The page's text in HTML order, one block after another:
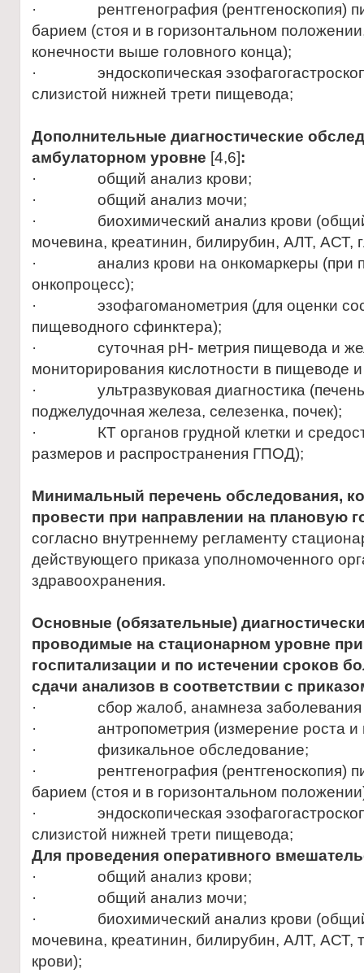
· рентгенография (рентгеноскопия)
барием (стоя и в горизонтальном
конечности выше головного конца);
· эндоскопическая
слизистой нижней трети пищевода;
Дополнительные диагностические
амбулаторном уровне [4,6]:
· общий анализ крови;
· общий анализ мочи;
· биохимический анализ крови (общий
мочевина, креатинин, билирубин, АЛТ, АСТ,
· анализ крови на онкомаркеры (при
онкопроцесс);
· эзофагоманометрия (для оценки
пищеводного сфинктера);
· суточная рН- метрия пищевода и
мониторирования кислотности в пищеводе
· ультразвуковая диагностика
поджелудочная железа, селезенка, почек);
· КТ органов грудной клетки и
размеров и распространения ГПОД);
Минимальный перечень обследования,
провести при направлении на плановую
согласно внутреннему регламенту
действующего приказа уполномоченного
здравоохранения.
Основные (обязательные)
проводимые на стационарном уровне
госпитализации и по истечении сроков
сдачи анализов в соответствии с
· сбор жалоб, анамнеза заболевания
· антропометрия (измерение роста и
· физикальное обследование;
· рентгенография (рентгеноскопия)
барием (стоя и в горизонтальном
· эндоскопическая
слизистой нижней трети пищевода;
Для проведения оперативного
· общий анализ крови;
· общий анализ мочи;
· биохимический анализ крови (общий
мочевина, креатинин, билирубин, АЛТ, АСТ,
крови);